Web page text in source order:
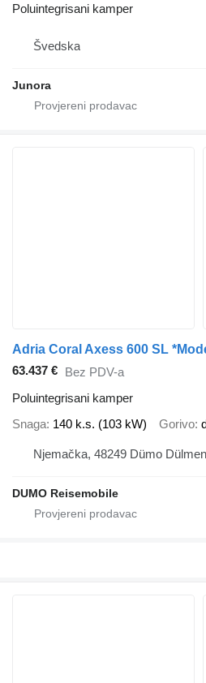
Poluintegrisani kamper
Švedska
Junora
63.437 € Bez PDV-a
Poluintegrisani kamper
Snaga 140 k.s. (103 kW) Gorivo
DUMO Reisemobile